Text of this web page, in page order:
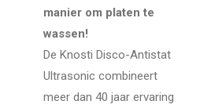
manier om platen te
wassen!
De Knosti Disco-Antistat
Ultrasonic combineert
meer dan 40 jaar ervaring